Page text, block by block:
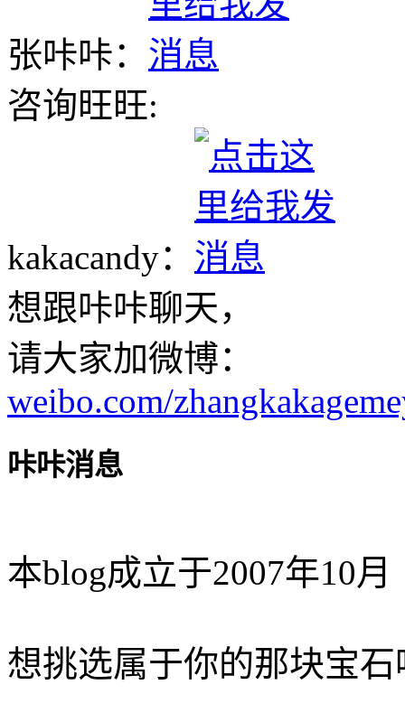
张咔咔：
咨询旺旺:
kakacandy：
想跟咔咔聊天，
请大家加微博：
weibo.com/
咔咔消息
本blog成立于2007年10月
想挑选属于你的那块宝石